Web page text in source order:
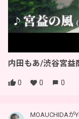
内田もあ/渋谷宮益
0 0 0
MOAUCHIDAが